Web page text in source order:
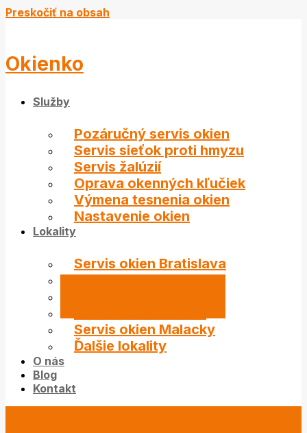
Preskočiť na obsah
Okienko
Služby
Pozáručný servis okien
Servis sieťok proti hmyzu
Servis žalúzií
Oprava okenných kľučiek
Výmena tesnenia okien
Nastavenie okien
Lokality
Servis okien Bratislava
Servis okien Stupava
Servis okien Malacky
Ďalšie lokality
O nás
Blog
Kontakt